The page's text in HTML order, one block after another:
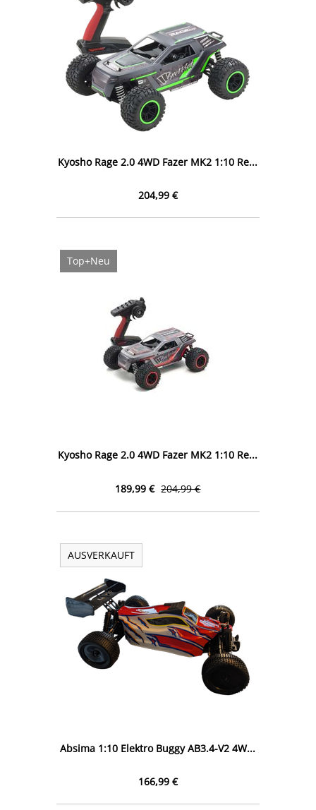
Kyosho Rage 2.0 4WD Fazer MK2 1:10 Re...
204,99 €
Top+Neu
Kyosho Rage 2.0 4WD Fazer MK2 1:10 Re...
189,99 € 204,99 €
AUSVERKAUFT
Absima 1:10 Elektro Buggy AB3.4-V2 4W...
166,99 €